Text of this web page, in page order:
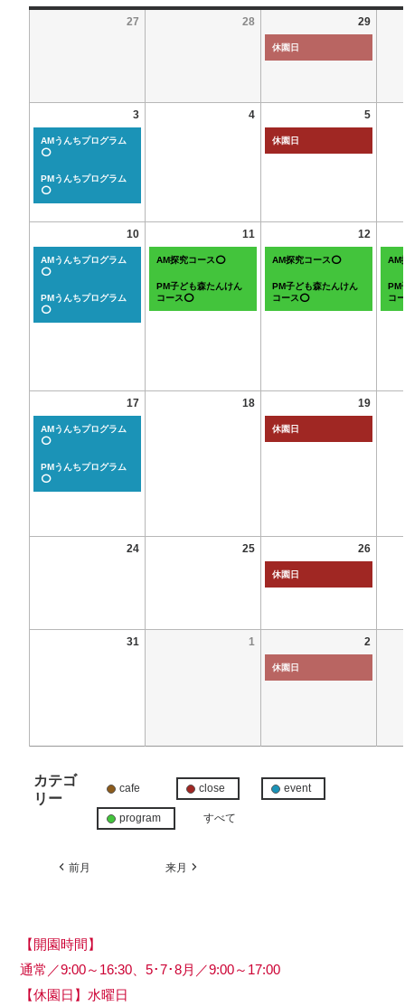
27 28 29
休園日
3
AMうんちプログラム
⭕
PMうんちプログラム
⭕
4 5
休園日
10
AMうんちプログラム
⭕
PMうんちプログラム
⭕
11
AM探究コース⭕
PM子ども森たんけん
コース⭕
12
AM探究コース⭕
PM子ども森たんけん
コース⭕
AM
PM
コ
17
AMうんちプログラム
⭕
PMうんちプログラム
⭕
18 19
休園日
24 25 26
休園日
31 1 2
休園日
カテゴ
リー
cafe close event
program すべて
前月 来月
【開園時間】
通常／9:00～16:30、5･7･8月／9:00～17:00
【休園日】水曜日